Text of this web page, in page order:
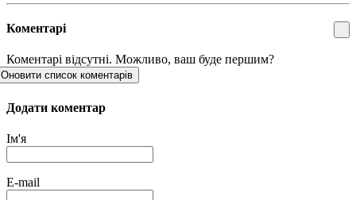
Коментарі
Коментарі відсутні. Можливо, ваш буде першим?
Оновити список коментарів
Додати коментар
Ім'я
E-mail